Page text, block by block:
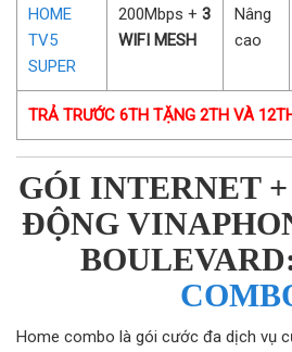
HOME
TV5
SUPER
200Mbps + 3
WIFI MESH
Nâng
cao
TRẢ TRƯỚC 6TH TẶNG 2TH VÀ
GÓI INTERNET
ĐỘNG
Home combo là gói cước đa dịch vụ